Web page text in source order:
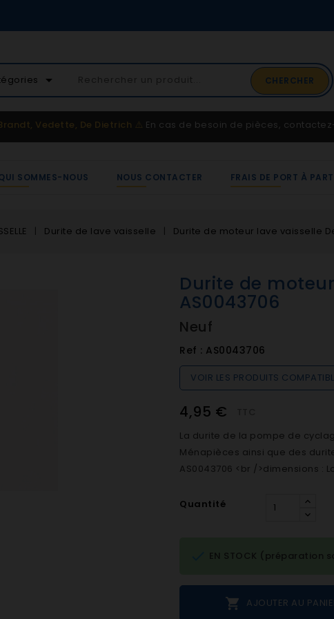
arrow_drop_down CHERCHER
02 41 65 37 52
Service client
Vedette, De Dietrich ⚠️ En cas de besoin de pièces,
SOMMES-NOUS NOUS CONTACTER FRAIS DE PORT À
Durite de lave vaisselle Durite de moteur lave vaisselle
Durite de
AS0043706
Neuf
Ref : AS0043706
VOIR LES PRODUITS
4,95 €
La durite de la pompe de
Ménapièces ainsi que des
AS0043706 <br />dimensions :
Quantité
 AJOUTER AU
EN STOCK (préparation